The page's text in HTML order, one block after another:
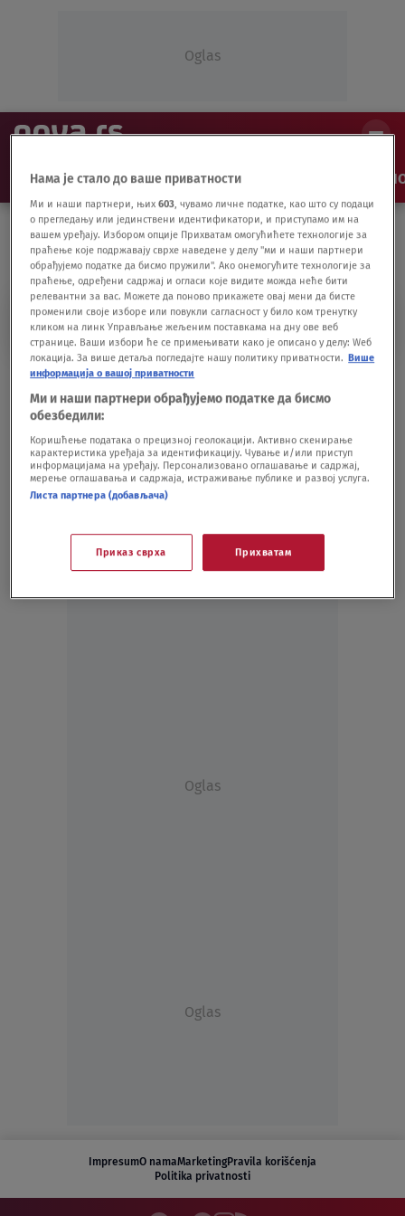
Oglas
NAJNOVIJE VESTI SHOW
DANIJELE MALDINI
Radost u Milanu, ozdravili Maldinijevi
FUDBAL08.04.20.
FUDBAL03.04.20.
Oglas
Oglas
ImpresumO namaMarketingPravila korišćenja
Politika privatnosti
Нама је стало до ваше приватности
Ми и наши партнери, њих603 , чувамо личне податке, као што су подаци
о прегледању или јединствени идентификатори, и приступамо им на
вашем уређају. Избором опције Прихватам омогућићете технологије за
праћење које подржавају сврхе наведене у делу "ми и наши партнери
обрађујемо податке да бисмо пружили". Ако онемогућите технологије за
праћење, одређени садржај и огласи које видите можда неће бити
релевантни за вас. Можете да поново прикажете овај мени да бисте
променили своје изборе или повукли сагласност у било ком тренутку
кликом на линк Управљање жељеним поставкама на дну ове веб
странице. Ваши избори ће се примењивати како је описано у делу: Wеб
локација. За више детаља погледајте нашу политику приватности. Више
информација о вашој приватности
Ми и наши партнери обрађујемо податке да бисмо
обезбедили:
Коришћење података о прецизној геолокацији. Активно скенирање
карактеристика уређаја за идентификацију. Чување и/или приступ
информацијама на уређају. Персонализовано оглашавање и садржај,
мерење оглашавања и садржаја, истраживање публике и развој услуга.
Листа партнера (добављача)
Приказ сврха Прихватам